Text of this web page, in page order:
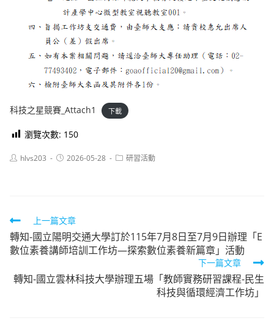
科技之星競賽_Attach1 下載
瀏覽次數: 150
Posthlvs203
Post2026-05-28
Post研習活動
Read
more
articles
上一篇文章
轉知-國立陽明交通大學訂於115年7月8日至7月9日辦理「E
數位素養講師培訓工作坊—探索數位素養新篇章」活動
下一篇文章
轉知-國立雲林科技大學辦理五場「教師實務研習課程-民生
科技與循環經濟工作坊」